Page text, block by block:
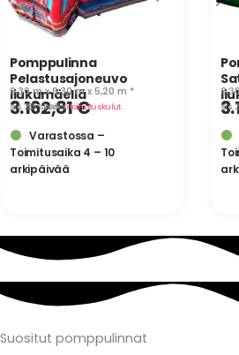
Pomppulinna
Pelastusajoneuvo
liukumäellä
6,30 m x 6,30 m x 5,20 m *
3.162,81€
sis. 25,5 % ALV· lisäksitoimituskulut
Varastossa –
Toimitusaika 4 – 10
arkipäivää
sis.
Suositut pomppulinnat